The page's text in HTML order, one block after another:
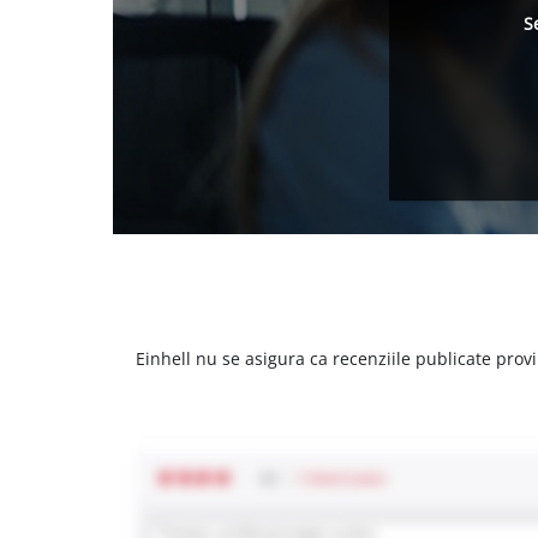
Einhell nu se asigura ca recenziile publicate